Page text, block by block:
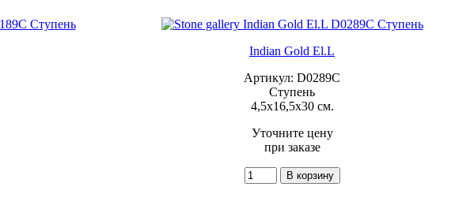
Indian Gold El.L
Артикул: D0289C
Ступень
4,5x16,5x30 см.
Уточните цену
при заказе